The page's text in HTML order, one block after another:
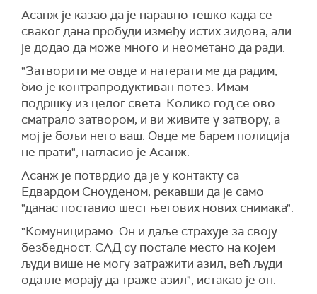
Асанж је казао да је наравно тешко када се
сваког дана пробуди између истих зидова, али
је додао да може много и неометано да ради.
"Затворити ме овде и натерати ме да радим,
био је контрапродуктиван потез. Имам
подршку из целог света. Колико год се ово
сматрало затвором, и ви живите у затвору, а
мој је бољи него ваш. Овде ме барем полиција
не прати", нагласио је Асанж.
Асанж је потврдио да је у контакту са
Едвардом Сноуденом, рекавши да је само
"данас поставио шест његових нових снимака".
"Комуницирамо. Он и даље страхује за своју
безбедност. САД су постале место на којем
људи више не могу затражити азил, већ људи
одатле морају да траже азил", истакао је он.